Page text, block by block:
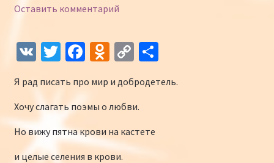
Интернет-конкурс чтецов «Созвучие 2018»
Наши участники и победители
Наши участники 2017
Страничка победителей 2017
Оставить комментарий
V T
tt
er
Fa
b
o
o
k
O
n
o
kl
as
C
p
y
Li
n
О
п
Я рад писать про мир и добродетель.
Хочу слагать поэмы о любви.
Но вижу пятна крови на кастете
и целые селения в крови.